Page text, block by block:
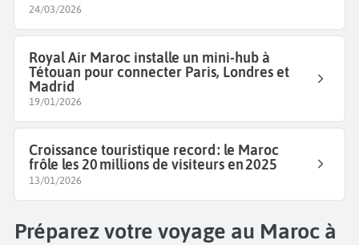
24/03/2026
Royal Air Maroc installe un mini-hub à
Tétouan pour connecter Paris, Londres et
Madrid
19/01/2026
Croissance touristique record : le Maroc
frôle les 20 millions de visiteurs en 2025
13/01/2026
Préparez votre voyage au Maroc à